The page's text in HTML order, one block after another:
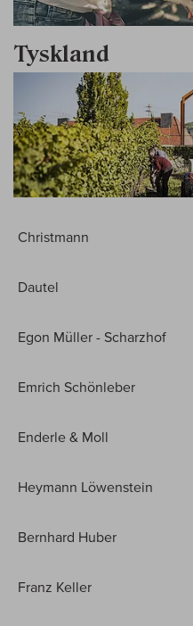
Tyskland
Christmann
Dautel
Egon Müller - Scharzhof
Emrich Schönleber
Enderle & Moll
Heymann Löwenstein
Bernhard Huber
Franz Keller